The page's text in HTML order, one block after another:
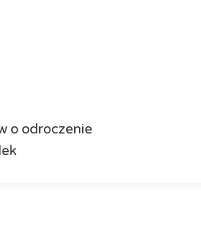
o odroczenie